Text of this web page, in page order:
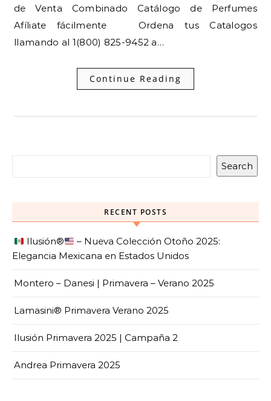
de Venta Combinado Catálogo de Perfumes
Afíliate fácilmente Ordena tus Catalogos
llamando al 1(800) 825-9452 a…
Continue Reading
Search
RECENT POSTS
Ilusión®️
– Nueva Colección Otoño 2025:
Elegancia Mexicana en Estados Unidos
Montero – Danesi | Primavera – Verano 2025
Lamasini® Primavera Verano 2025
Ilusión Primavera 2025 | Campaña 2
Andrea Primavera 2025